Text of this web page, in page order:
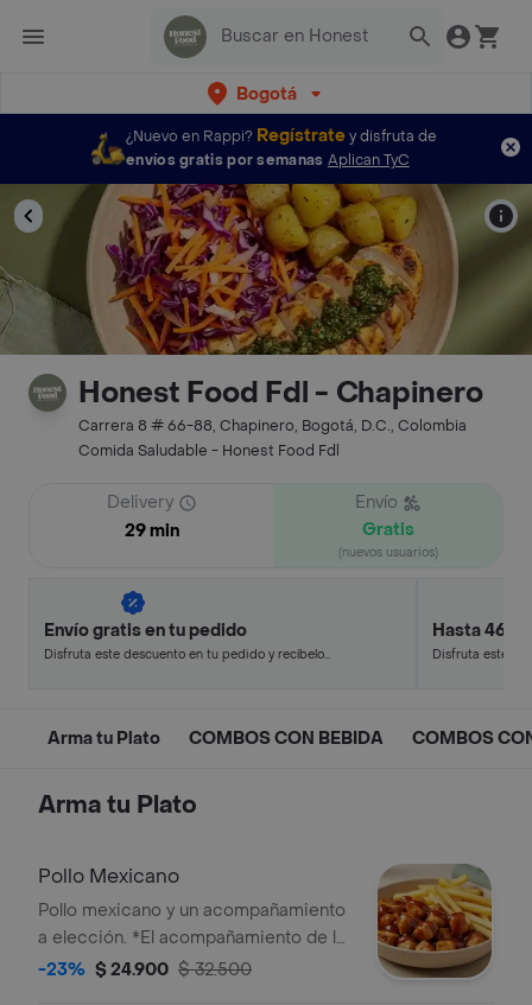
Bogotá
¿Nuevo en Rappi? Regístratey disfruta de
envíos gratis por semanas Aplican TyC
Honest Food Fdl - Chapinero
Carrera 8 # 66-88, Chapinero, Bogotá, D.C., Colombia
Comida Saludable - Honest Food Fdl
Delivery
29 min
Envío
Gratis
(nuevos usuarios)
Envío gratis en tu pedido
Disfruta este descuento en tu pedido y recíbelo
Hasta 46%
Disfruta este
Arma tu Plato COMBOS CON BEBIDA COMBOS
Arma tu Plato
Pollo Mexicano
Pollo mexicano y un acompañamiento
a elección. *El acompañamiento de la
foto es ilustrativo, selecciona el que
-23% $ 24.900 $ 32.500